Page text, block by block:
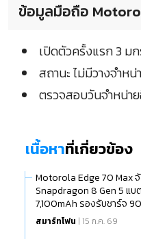
ข้อมูลมือถือ
เปิดตัวครั้งแรก 3 ม
สถานะ ไม่มีวางจำหน่
ตรวจสอบวันจำหน่า
เนื้อหาที่เกี่ยวข้อง
Motorola Edge 70 Max
Snapdragon 8 Gen 5 แบ
7,100mAh รองรับชาร์จ
สมาร์ทโฟน | 15 ก.ค. 69